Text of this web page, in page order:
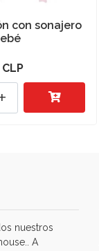
con sonajero
nuestros
A